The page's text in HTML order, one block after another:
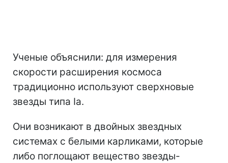
Ученые объяснили: для измерения
скорости расширения космоса
традиционно используют сверхновые
звезды типа Ia.
Они возникают в двойных звездных
системах с белыми карликами, которые
либо поглощают вещество звезды-